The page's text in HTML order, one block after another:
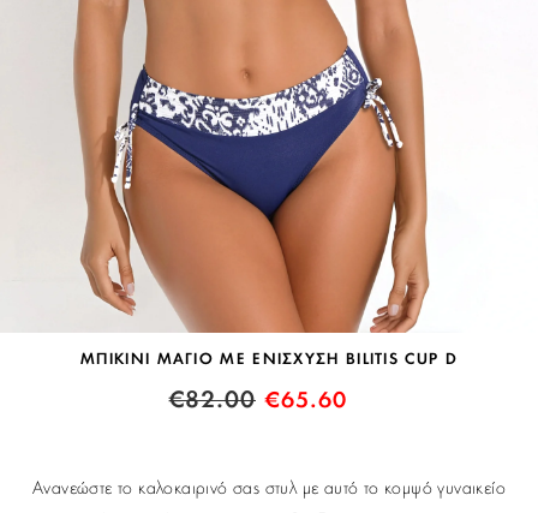
ΜΠΙΚΙΝΙ ΜΑΓΙΟ ΜΕ ΕΝΙΣΧΥΣΗ BILITIS CUP D
€82.00 €65.60
Ανανεώστε το καλοκαιρινό σας στυλ με αυτό το κομψό γυναικείο